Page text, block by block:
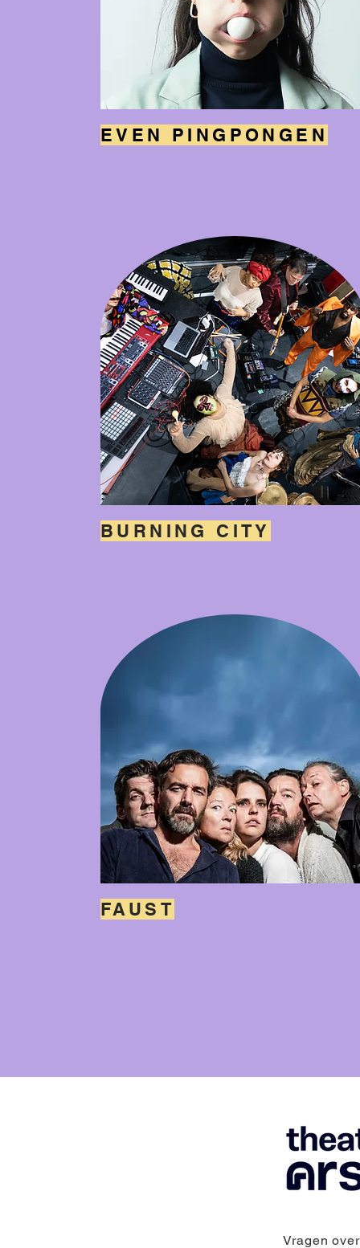
EVEN PINGPONGEN
BURNING CITY
FAUST
Vragen